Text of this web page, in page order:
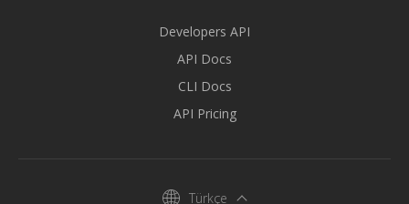
Developers API
API Docs
CLI Docs
API Pricing
Türkçe